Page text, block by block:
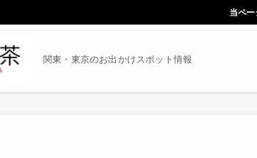
当ペ
関東・東京のお出かけスポット情報